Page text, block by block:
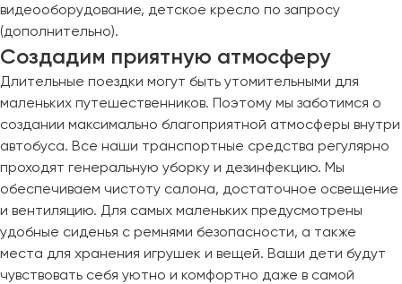
видеооборудование, детское кресло по запросу
(дополнительно).
Создадим приятную атмосферу
Длительные поездки могут быть утомительными для
маленьких путешественников. Поэтому мы заботимся о
создании максимально благоприятной атмосферы внутри
автобуса. Все наши транспортные средства регулярно
проходят генеральную уборку и дезинфекцию. Мы
обеспечиваем чистоту салона, достаточное освещение
и вентиляцию. Для самых маленьких предусмотрены
удобные сиденья с ремнями безопасности, а также
места для хранения игрушек и вещей. Ваши дети будут
чувствовать себя уютно и комфортно даже в самой